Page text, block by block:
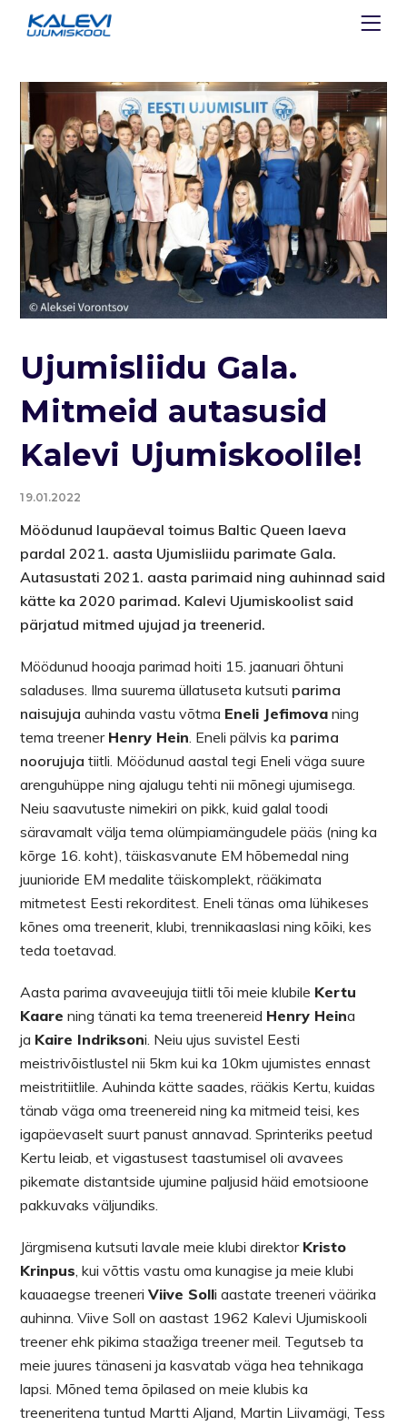
Ujumisliidu Gala.
Mitmeid autasusid
Kalevi Ujumiskoolile!
19.01.2022
Möödunud laupäeval toimus Baltic Queen laeva
pardal 2021. aasta Ujumisliidu parimate Gala.
Autasustati 2021. aasta parimaid ning auhinnad said
kätte ka 2020 parimad. Kalevi Ujumiskoolist said
pärjatud mitmed ujujad ja treenerid.
Möödunud hooaja parimad hoiti 15. jaanuari õhtuni
saladuses. Ilma suurema üllatuseta kutsuti parima
naisujuja auhinda vastu võtma Eneli Jefimova ning
tema treener Henry Hein. Eneli pälvis ka parima
noorujujatiitli. Möödunud aastal tegi Eneli väga suure
arenguhüppe ning ajalugu tehti nii mõnegi ujumisega.
Neiu saavutuste nimekiri on pikk, kuid galal toodi
säravamalt välja tema olümpiamängudele pääs (ning ka
kõrge 16. koht), täiskasvanute EM hõbemedal ning
juunioride EM medalite täiskomplekt, rääkimata
mitmetest Eesti rekorditest. Eneli tänas oma lühikeses
kõnes oma treenerit, klubi, trennikaaslasi ning kõiki, kes
teda toetavad.
Aasta parima avaveeujuja tiitli tõi meie klubile Kertu
Kaare ning tänati ka tema treenereid Henry Heina
ja Kaire Indriksoni. Neiu ujus suvistel Eesti
meistrivõistlustel nii 5km kui ka 10km ujumistes ennast
meistritiitlile. Auhinda kätte saades, rääkis Kertu, kuidas
tänab väga oma treenereid ning ka mitmeid teisi, kes
igapäevaselt suurt panust annavad. Sprinteriks peetud
Kertu leiab, et vigastusest taastumisel oli avavees
pikemate distantside ujumine paljusid häid emotsioone
pakkuvaks väljundiks.
Järgmisena kutsuti lavale meie klubi direktor Kristo
Krinpus, kui võttis vastu oma kunagise ja meie klubi
kauaaegse treeneriViive Solli aastate treeneri väärika
auhinna. Viive Soll on aastast 1962 Kalevi Ujumiskooli
treener ehk pikima staažiga treener meil. Tegutseb ta
meie juures tänaseni ja kasvatab väga hea tehnikaga
lapsi. Mõned tema õpilased on meie klubis ka
treeneritena tuntud Martti Aljand, Martin Liivamägi, Tess